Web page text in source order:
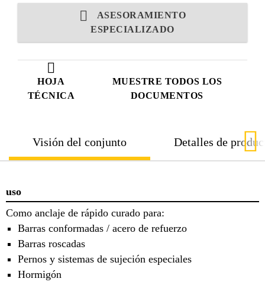
HOJA
TÉCNICA
MUESTRE TODOS LOS
DOCUMENTOS
ASESORAMIENTO
ESPECIALIZADO
Visión del conjunto Detalles de
uso
Como anclaje de rápido curado para:
Barras conformadas / acero de refuerzo
Barras roscadas
Pernos y sistemas de sujeción especiales
Hormigón